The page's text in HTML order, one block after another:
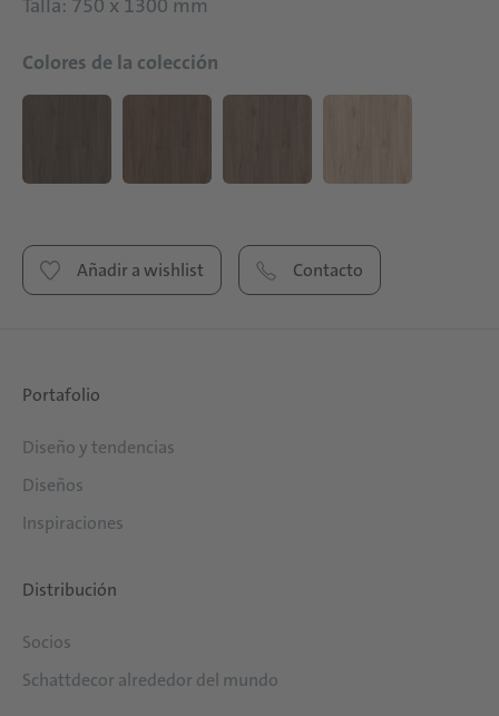
Talla: 750 x 1300 mm
Colores de la colección
Añadir a wishlist Contacto
Portafolio
Diseño y tendencias
Diseños
Inspiraciones
Distribución
Socios
Schattdecor alrededor del mundo